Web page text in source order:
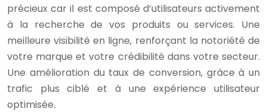
précieux car il est composé d’utilisateurs activement
à la recherche de vos produits ou services. Une
meilleure visibilité en ligne, renforçant la notoriété de
votre marque et votre crédibilité dans votre secteur.
Une amélioration du taux de conversion, grâce à un
trafic plus ciblé et à une expérience utilisateur
optimisée.